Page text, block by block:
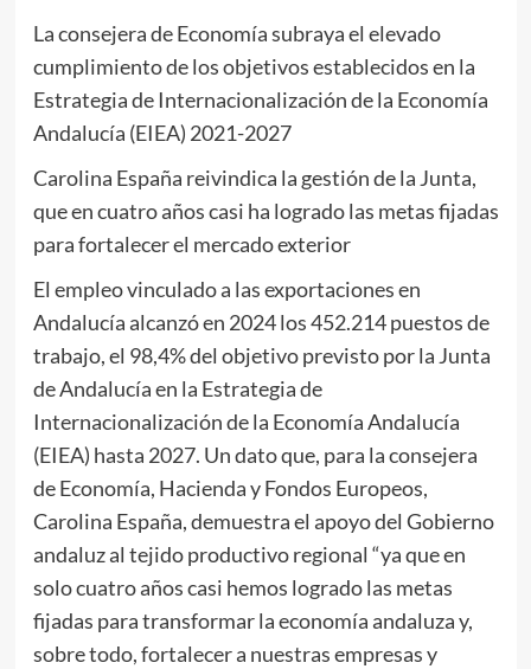
La consejera de Economía subraya el elevado
cumplimiento de los objetivos establecidos en la
Estrategia de Internacionalización de la Economía
Andalucía (EIEA) 2021-2027
Carolina España reivindica la gestión de la Junta,
que en cuatro años casi ha logrado las metas fijadas
para fortalecer el mercado exterior
El empleo vinculado a las exportaciones en
Andalucía alcanzó en 2024 los 452.214 puestos de
trabajo, el 98,4% del objetivo previsto por la Junta
de Andalucía en la Estrategia de
Internacionalización de la Economía Andalucía
(EIEA) hasta 2027. Un dato que, para la consejera
de Economía, Hacienda y Fondos Europeos,
Carolina España, demuestra el apoyo del Gobierno
andaluz al tejido productivo regional “ya que en
solo cuatro años casi hemos logrado las metas
fijadas para transformar la economía andaluza y,
sobre todo, fortalecer a nuestras empresas y